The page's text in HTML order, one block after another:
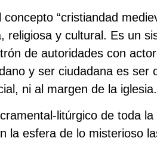
“cristiandad
religiosa y cultural. Es un
de autoridades con
y ser ciudadana es ser
ni al margen de la iglesia.
litúrgico de toda
la esfera de lo misterioso